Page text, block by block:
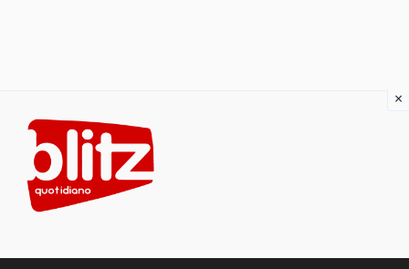
content
×